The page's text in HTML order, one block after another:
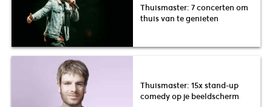
Thuismaster: 7 concerten om
thuis van te genieten
Thuismaster: 15x stand-up
comedy op je beeldscherm